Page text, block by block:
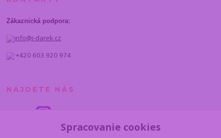
Zákaznická podpora:
info@i-darek.cz
+420 603 920 974
NÁJDETE NÁS
Spracovanie cookies